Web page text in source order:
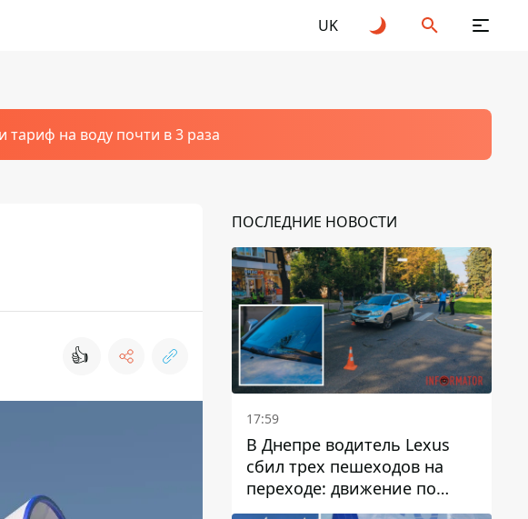
UK
на воду почти в 3 раза
👍
ПОСЛЕДНИЕ НОВОСТИ
17:59
В Днепре водитель Lexus
сбил трех пешеходов на
переходе: движение по
проспекту Науки